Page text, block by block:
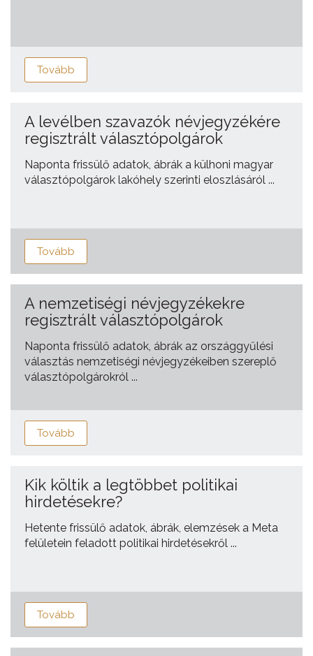
Tovább
A levélben szavazók névjegyzékére
regisztrált választópolgárok
Naponta frissülő adatok, ábrák a külhoni magyar
választópolgárok lakóhely szerinti eloszlásáról ...
Tovább
A nemzetiségi névjegyzékekre
regisztrált választópolgárok
Naponta frissülő adatok, ábrák az országgyűlési
választás nemzetiségi névjegyzékeiben szereplő
választópolgárokról ...
Tovább
Kik költik a legtöbbet politikai
hirdetésekre?
Hetente frissülő adatok, ábrák, elemzések a Meta
felületein feladott politikai hirdetésekről ...
Tovább